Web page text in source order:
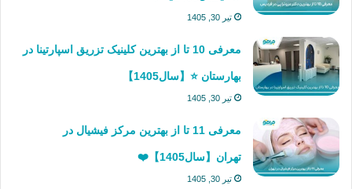
تیر 30, 1405
معرفی 10 تا از بهترین کلینیک تزریق اسپارتینا در
بهارستان ⭐【سال1405】
تیر 30, 1405
معرفی 11 تا از بهترین مرکز فیشیال در
تهران【سال1405】❤️
تیر 30, 1405